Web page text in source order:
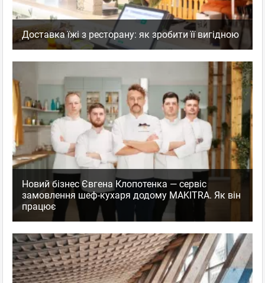
Доставка їжі з ресторану: як зробити її вигідною
Новий бізнес Євгена Клопотенка — сервіс
замовлення шеф-кухаря додому MAKITRA. Як він
працює